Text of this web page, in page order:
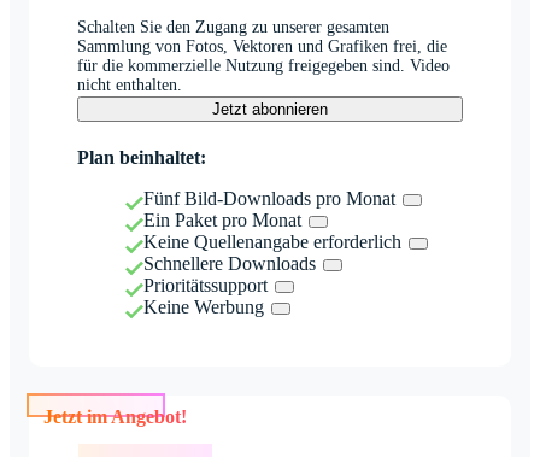
Schalten Sie den Zugang zu unserer gesamten
Sammlung von Fotos, Vektoren und Grafiken frei, die
für die kommerzielle Nutzung freigegeben sind. Video
nicht enthalten.
Jetzt abonnieren
Plan beinhaltet:
Fünf Bild-Downloads pro Monat
Ein Paket pro Monat
Keine Quellenangabe erforderlich
Schnellere Downloads
Prioritätssupport
Keine Werbung
Jetzt im Angebot!